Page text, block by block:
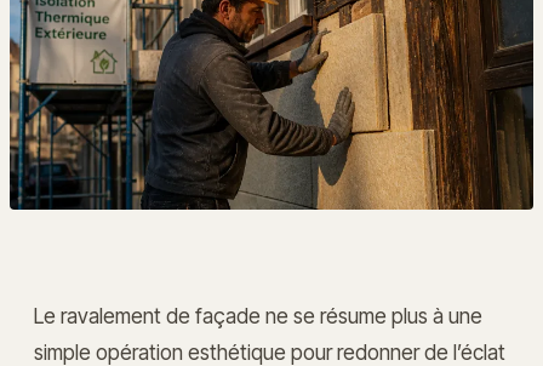
Le ravalement de façade ne se résume plus à une
simple opération esthétique pour redonner de l’éclat